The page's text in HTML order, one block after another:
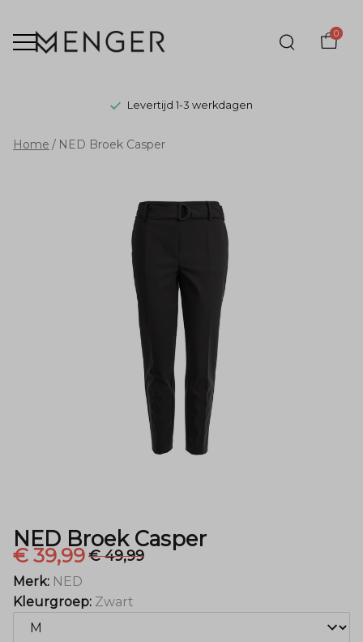
0
Levertijd 1-3 werkdagen
NED
Casper
Menger
Home NED Broek Casper
NED Broek Casper
€ 39,99€ 49,99
Merk: NED
Kleurgroep: Zwart